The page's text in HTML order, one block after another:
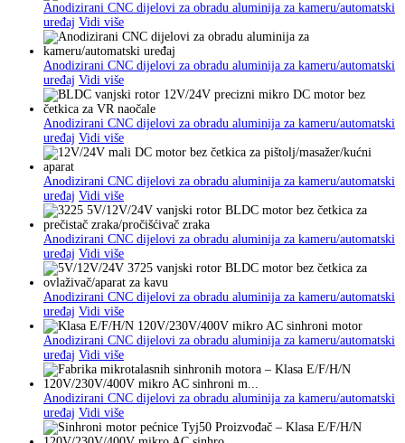
Anodizirani CNC dijelovi za obradu aluminija za kameru/automatski
uređaj Vidi više
Anodizirani CNC dijelovi za obradu aluminija za kameru/automatski
uređaj Vidi više
Anodizirani CNC dijelovi za obradu aluminija za kameru/automatski
uređaj Vidi više
Anodizirani CNC dijelovi za obradu aluminija za kameru/automatski
uređaj Vidi više
Anodizirani CNC dijelovi za obradu aluminija za kameru/automatski
uređaj Vidi više
Anodizirani CNC dijelovi za obradu aluminija za kameru/automatski
uređaj Vidi više
Anodizirani CNC dijelovi za obradu aluminija za kameru/automatski
uređaj Vidi više
Anodizirani CNC dijelovi za obradu aluminija za kameru/automatski
uređaj Vidi više